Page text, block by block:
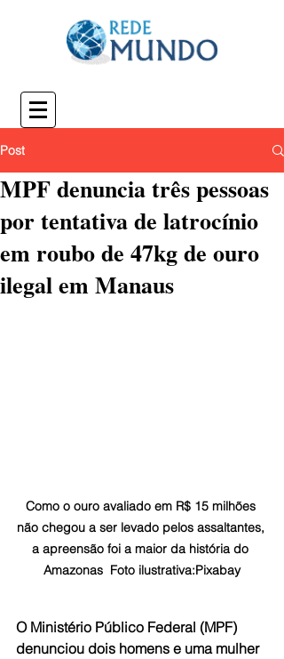
Post
MPF denuncia três pessoas
por tentativa de latrocínio
em roubo de 47kg de ouro
ilegal em Manaus
Como o ouro avaliado em R$ 15 milhões
não chegou a ser levado pelos assaltantes,
a apreensão foi a maior da história do
Amazonas  Foto ilustrativa:Pixabay
O Ministério Público Federal (MPF)
denunciou dois homens e uma mulher